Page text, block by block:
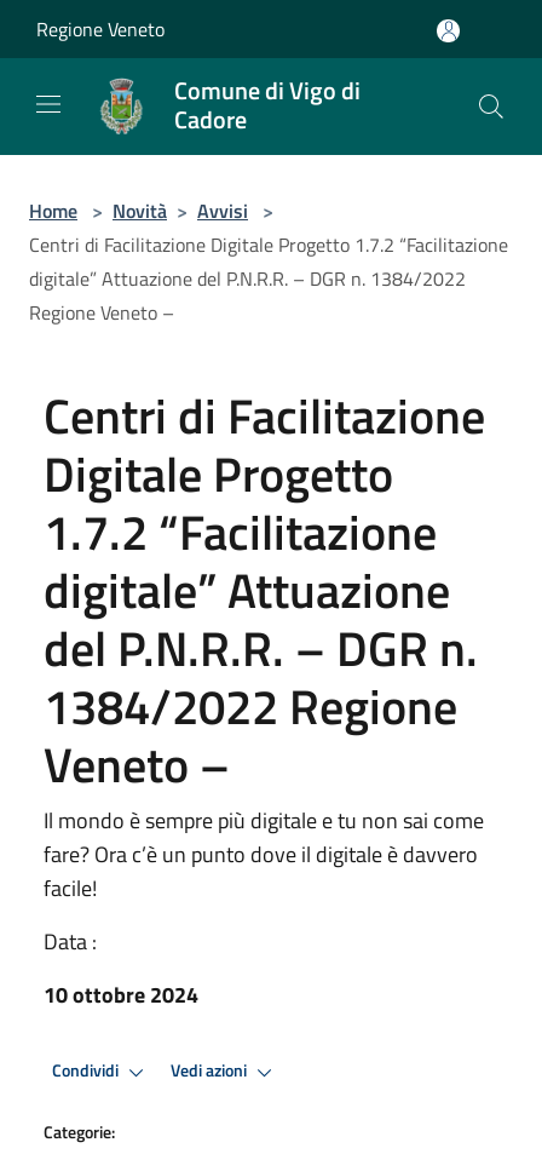
Regione Veneto
Comune di Vigo di
Cadore
Home > Novità > Avvisi >
Centri di Facilitazione Digitale Progetto 1.7.2 “Facilitazione
digitale” Attuazione del P.N.R.R. – DGR n. 1384/2022
Regione Veneto –
Centri di Facilitazione
Digitale Progetto
1.7.2 “Facilitazione
digitale” Attuazione
del P.N.R.R. – DGR n.
1384/2022 Regione
Veneto –
Il mondo è sempre più digitale e tu non sai come
fare? Ora c’è un punto dove il digitale è davvero
facile!
Data :
10 ottobre 2024
Condividi Vedi azioni
Categorie: